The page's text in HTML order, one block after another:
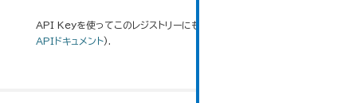
API Keyを使ってこのレジストリーにもアクセス可能です
APIドキュメント).